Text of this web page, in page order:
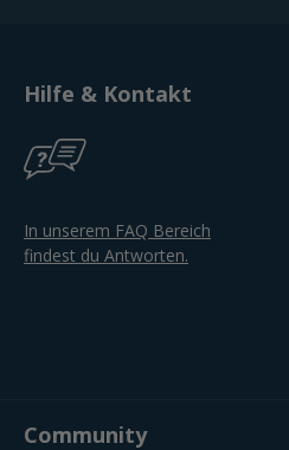
Hilfe & Kontakt
In unserem FAQ Bereich
findest du Antworten.
Community